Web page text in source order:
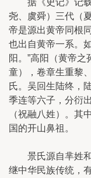
尧、虞舜）三代（
帝是源出黄帝同根
也出自黄帝一系。
阳。”高阳（黄帝
童），卷章生重黎
氏。吴回生陆终，
季连等六子，分衍
（祝融八姓）。其
国的开山鼻祖。
景氏源自芈姓和
继中华民族传统，